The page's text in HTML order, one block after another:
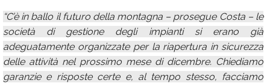
“C’è in ballo il futuro della montagna – prosegue Costa – le
società di gestione degli impianti si erano già
adeguatamente organizzate per la riapertura in sicurezza
delle attività nel prossimo mese di dicembre. Chiediamo
garanzie e risposte certe e, al tempo stesso, facciamo